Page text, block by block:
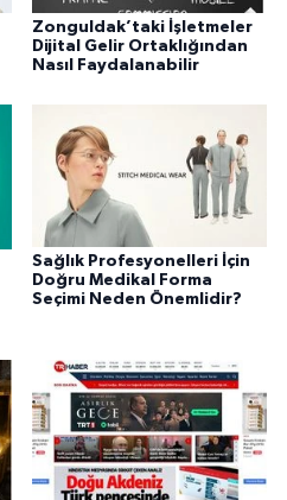
Zonguldak’taki İşletmeler
Dijital Gelir Ortaklığından
Nasıl Faydalanabilir
Sağlık Profesyonelleri İçin
Doğru Medikal Forma
Seçimi Neden Önemlidir?